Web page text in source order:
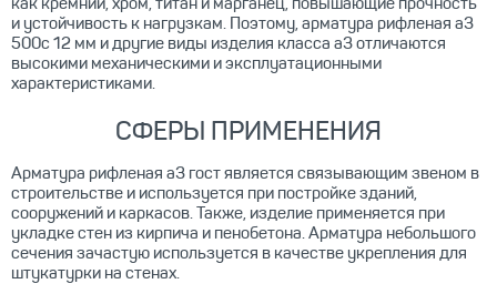
и устойчивость к нагрузкам. Поэтому, арматура рифленая а3
500с 12 мм и другие виды изделия класса а3 отличаются
высокими механическими и эксплуатационными
характеристиками.
СФЕРЫ ПРИМЕНЕНИЯ
Арматура рифленая а3 гост является связывающим звеном в
строительстве и используется при постройке зданий,
сооружений и каркасов. Также, изделие применяется при
укладке стен из кирпича и пенобетона. Арматура небольшого
сечения зачастую используется в качестве укрепления для
штукатурки на стенах.